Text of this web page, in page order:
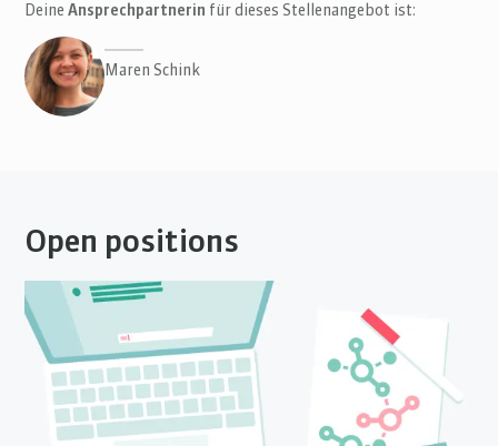
DeineAnsprechpartnerin für dieses Stellenangebot ist:
Maren Schink
Open positions